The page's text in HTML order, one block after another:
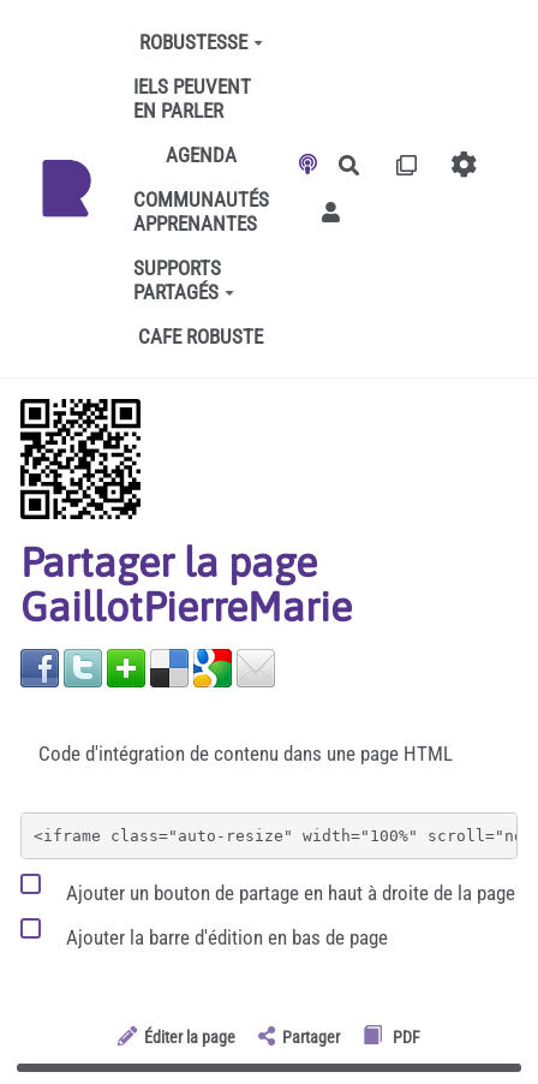
Aller au contenu principal
ROBUSTESSE
IELS PEUVENT
EN PARLER
AGENDA
COMMUNAUTÉS
APPRENANTES
SUPPORTS
PARTAGÉS
CAFE ROBUSTE
Rechercher
Partager la page
GaillotPierreMarie
Code d'intégration de contenu dans une page HTML
Ajouter un bouton de partage en haut à droite de la page
Ajouter la barre d'édition en bas de page
Éditer la page Partager PDF